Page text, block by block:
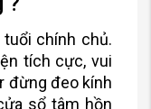
chính chủ.
tích cực, vui
đừng đeo kính
sổ tâm hồn